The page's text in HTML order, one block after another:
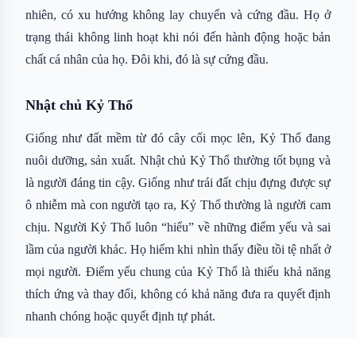
nhiên, có xu hướng không lay chuyển và cứng đầu. Họ ở
trạng thái không linh hoạt khi nói đến hành động hoặc bản
chất cá nhân của họ. Đôi khi, đó là sự cứng đầu.
Nhật chủ Kỷ Thổ
Giống như đất mềm từ đó cây cối mọc lên, Kỷ Thổ đang
nuôi dưỡng, sản xuất. Nhật chủ Kỷ Thổ thường tốt bụng và
là người đáng tin cậy. Giống như trái đất chịu đựng được sự
ô nhiễm mà con người tạo ra, Kỷ Thổ thường là người cam
chịu. Người Kỷ Thổ luôn “hiểu” về những điểm yếu và sai
lầm của người khác. Họ hiếm khi nhìn thấy điều tồi tệ nhất ở
mọi người. Điểm yếu chung của Kỷ Thổ là thiếu khả năng
thích ứng và thay đổi, không có khả năng đưa ra quyết định
nhanh chóng hoặc quyết định tự phát.